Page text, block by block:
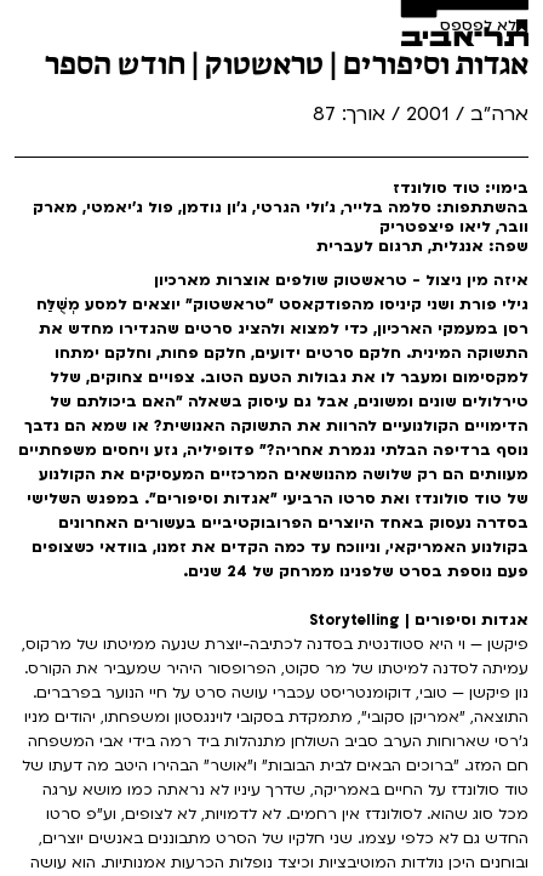
אגדות וסיפורים | טראשטוק | חודש הספר
ארה"ב / 2001 / אורך: 87
לא לפספס
בימוי: טוד סולונדז
בהשתתפות: סלמה בלייר, ג'ולי הגרטי, ג'ון גודמן, פול ג'יאמטי, מארק
וובר, ליאו פיצפטריק
שפה: אנגלית, תרגום לעברית
איזה מין ניצול - טראשטוק שולפים אוצרות מארכיון
גילי פורת ושני קיניסו מהפודקאסט "טראשטוק" יוצאים למסע מְשֻׁלַּח
רסן במעמקי הארכיון, כדי למצוא ולהציג סרטים שהגדירו מחדש את
התשוקה המינית. חלקם סרטים ידועים, חלקם פחות, וחלקם ימתחו
למקסימום ומעבר לו את גבולות הטעם הטוב. צפויים צחוקים, שלל
טירלולים שונים ומשונים, אבל גם עיסוק בשאלה "האם ביכולתם של
הדימויים הקולנועיים להרוות את התשוקה האנושית? או שמא הם נדבך
נוסף ברדיפה הבלתי נגמרת אחריה?" פדופיליה, גזע ויחסים משפחתיים
מעוותים הם רק שלושה מהנושאים המרכזיים המעסיקים את הקולנוע
של טוד סולונדז ואת סרטו הרביעי "אגדות וסיפורים". במפגש השלישי
בסדרה נעסוק באחד היוצרים הפרובוקטיביים בעשורים האחרונים
בקולנוע האמריקאי, וניווכח עד כמה הקדים את זמנו, בוודאי כשצופים
פעם נוספת בסרט שלפנינו ממרחק של 24 שנים.
אגדות וסיפורים | Storytelling
פיקשן — וי היא סטודנטית בסדנה לכתיבה-יוצרת שנעה ממיטתו של מרקוס,
עמיתה לסדנה למיטתו של מר סקוט, הפרופסור היהיר שמעביר את הקורס.
נון פיקשן — טובי, דוקומנטריסט עכברי עושה סרט על חיי הנוער בפרברים.
התוצאה, "אמריקן סקובי", מתמקדת בסקובי לוינגסטון ומשפחתו, יהודים מניו
ג'רסי שארוחות הערב סביב השולחן מתנהלות ביד רמה בידי אבי המשפחה
חם המזג. "ברוכים הבאים לבית הבובות" ו"אושר" הבהירו היטב מה דעתו של
טוד סולונדז על החיים באמריקה, שדרך עיניו לא נראתה כמו מושא ערגה
מכל סוג שהוא. לסולונדז אין רחמים. לא לדמויות, לא לצופים, וע"פ סרטו
החדש גם לא כלפי עצמו. שני חלקיו של הסרט מתבוננים באנשים יוצרים,
ובוחנים היכן נולדות המוטיבציות וכיצד נופלות הכרעות אמנותיות. הוא עושה